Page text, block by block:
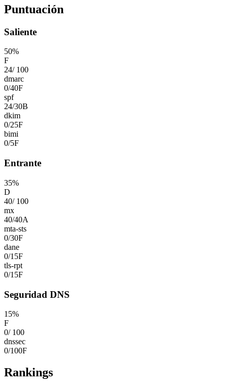
Puntuación
Saliente
50%
F
24/ 100
dmarc
0/40F
spf
24/30B
dkim
0/25F
bimi
0/5F
Entrante
35%
D
40/ 100
mx
40/40A
mta-sts
0/30F
dane
0/15F
tls-rpt
0/15F
Seguridad DNS
15%
F
0/ 100
dnssec
0/100F
Rankings